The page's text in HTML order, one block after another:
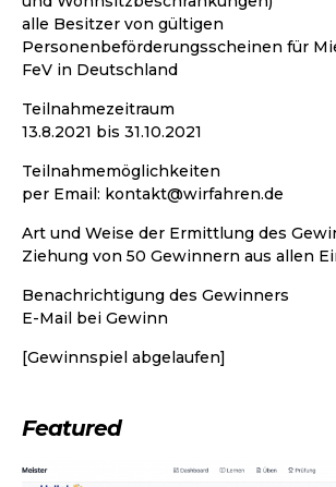
alle Besitzer von gültigen
Personenbeförderungsscheinen für
FeV in Deutschland
Teilnahmezeitraum
13.8.2021 bis 31.10.2021
Teilnahmemöglichkeiten
per Email: kontakt@wirfahren.de
Art und Weise der Ermittlung des
Ziehung von 50 Gewinnern aus allen
Benachrichtigung des Gewinners
E-Mail bei Gewinn
[Gewinnspiel abgelaufen]
Featured